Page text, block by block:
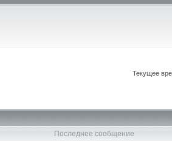
Текущее
Последнее сообщение